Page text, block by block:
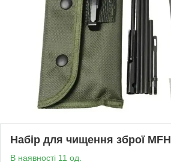
Набір для чищення зброї MFH
В наявності 11 од.